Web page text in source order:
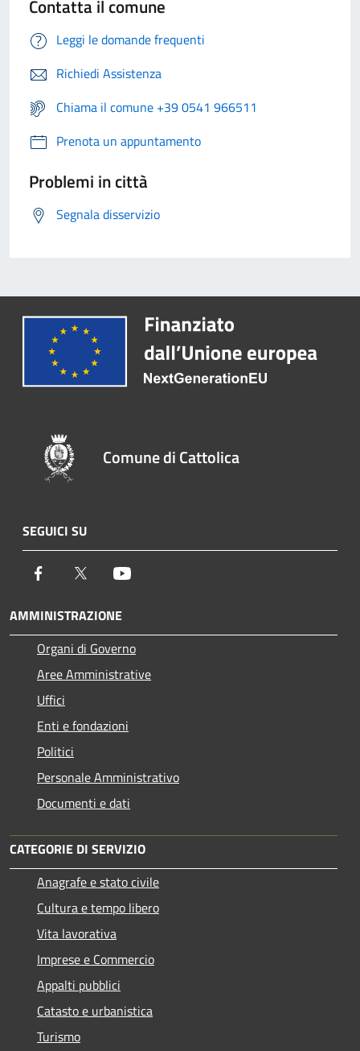
Contatta il comune
Leggi le domande frequenti
Richiedi Assistenza
Chiama il comune +39 0541 966511
Prenota un appuntamento
Problemi in città
Segnala disservizio
Comune di Cattolica
SEGUICI SU
Facebook Twitter
AMMINISTRAZIONE
Organi di Governo
Aree Amministrative
Uffici
Enti e fondazioni
Politici
Personale Amministrativo
Documenti e dati
CATEGORIE DI SERVIZIO
Anagrafe e stato civile
Cultura e tempo libero
Vita lavorativa
Imprese e Commercio
Appalti pubblici
Catasto e urbanistica
Turismo